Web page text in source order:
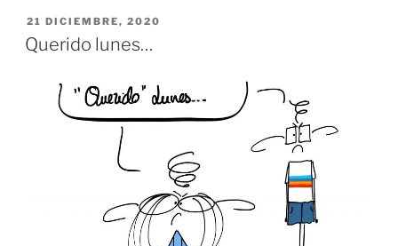
PUBLICADO
EL
21 DICIEMBRE, 2020
Querido lunes…